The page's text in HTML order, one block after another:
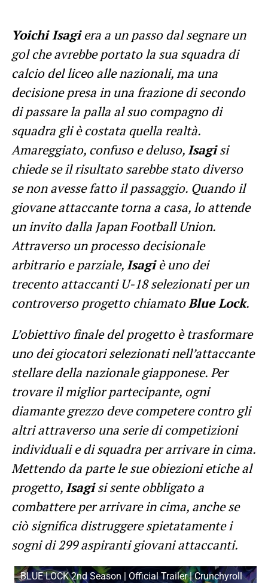
Yoichi Isagiera a un passo dal segnare un
gol che avrebbe portato la sua squadra di
calcio del liceo alle nazionali, ma una
decisione presa in una frazione di secondo
di passare la palla al suo compagno di
squadra gli è costata quella realtà.
Amareggiato, confuso e deluso,Isagisi
chiede se il risultato sarebbe stato diverso
se non avesse fatto il passaggio. Quando il
giovane attaccante torna a casa, lo attende
un invito dalla Japan Football Union.
Attraverso un processo decisionale
arbitrario e parziale,Isagiè uno dei
trecento attaccanti U-18 selezionati per un
controverso progetto chiamatoBlue Lock.
L’obiettivo finale del progetto è trasformare
uno dei giocatori selezionati nell’attaccante
stellare della nazionale giapponese. Per
trovare il miglior partecipante, ogni
diamante grezzo deve competere contro gli
altri attraverso una serie di competizioni
individuali e di squadra per arrivare in cima.
Mettendo da parte le sue obiezioni etiche al
progetto,Isagisi sente obbligato a
combattere per arrivare in cima, anche se
ciò significa distruggere spietatamente i
sogni di 299 aspiranti giovani attaccanti.
BLUE LOCK 2nd Season | Official Trailer | Crunchyroll